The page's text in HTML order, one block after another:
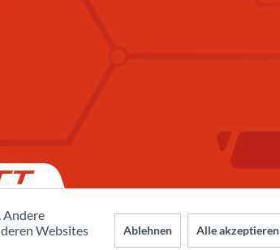
Andere
Websites
Ablehnen Alle akzeptieren